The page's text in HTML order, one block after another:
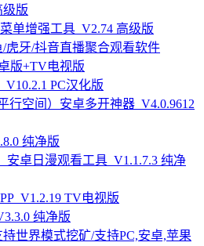
级版
菜单增强工具_V2.74 高级版
/虎牙/抖音直播聚合观看软件
版+TV电视版
PC汉化版
行空间）安卓多开神器_V4.0.9612
纯净版
安卓日漫观看工具_V1.1.7.3 纯净
TV电视版
纯净版
世界模式挖矿/支持PC,安卓,苹果